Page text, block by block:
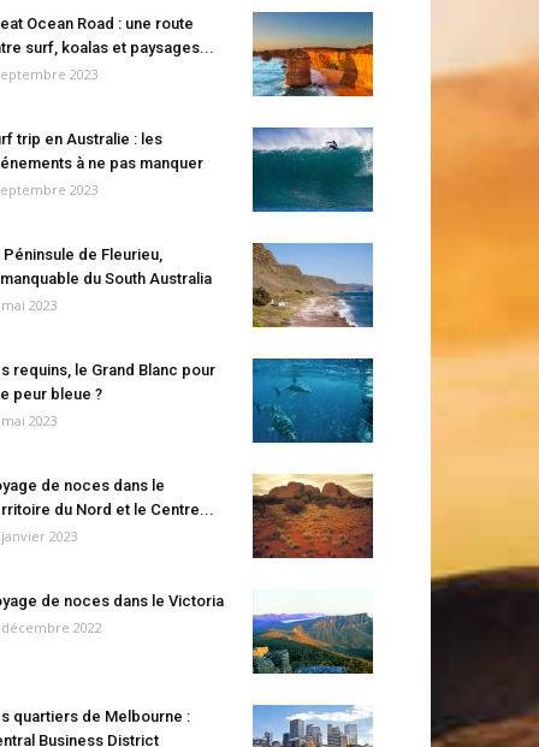
Ocean Road : une route
surf, koalas et paysages...
2023
trip en Australie : les
à ne pas manquer
2023
Péninsule de Fleurieu,
du South Australia
2023
requins, le Grand Blanc pour
peur bleue ?
2023
de noces dans le
du Nord et le Centre...
2023
de noces dans le Victoria
2022
quartiers de Melbourne :
Business District